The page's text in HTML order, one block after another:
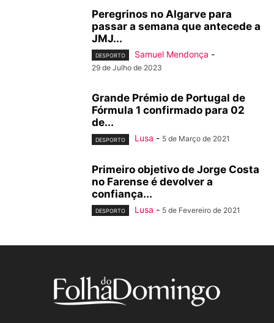
Peregrinos no Algarve para
passar a semana que antecede a
JMJ...
DESPORTO Samuel Mendonça -
29 de Julho de 2023
Grande Prémio de Portugal de
Fórmula 1 confirmado para 02
de...
DESPORTO Lusa - 5 de Março de 2021
Primeiro objetivo de Jorge Costa
no Farense é devolver a
confiança...
DESPORTO Lusa - 5 de Fevereiro de 2021